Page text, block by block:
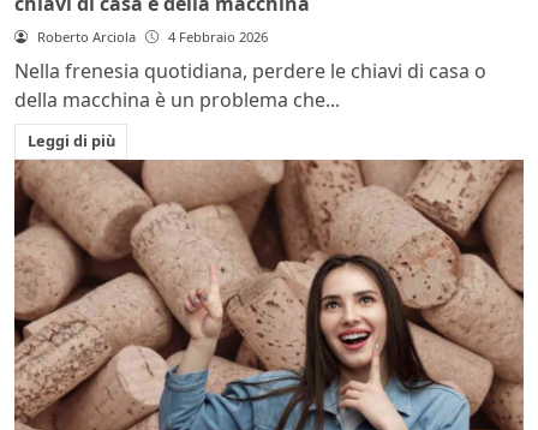
Roberto Arciola 4 Febbraio 2026
Nella frenesia quotidiana, perdere le chiavi di casa o
della macchina è un problema che...
Leggi di più